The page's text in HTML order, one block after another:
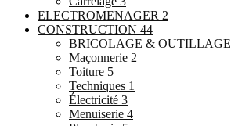
ELECTROMENAGER 2
CONSTRUCTION 44
BRICOLAGE & OUTILLAGE
Maçonnerie 2
Toiture 5
Techniques 1
Électricité 3
Menuiserie 4